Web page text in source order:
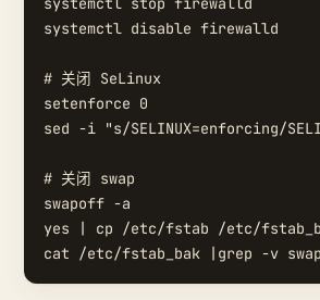
systemctl disable firewalld
# 关闭 SeLinux
setenforce 0
sed -i "s/SELINUX=enforcing/
# 关闭 swap
swapoff -a
yes | cp /etc/fstab /etc/